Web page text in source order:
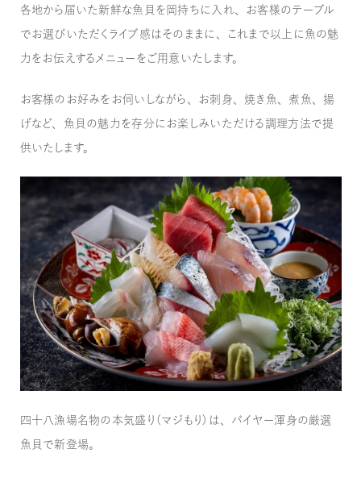
各地から届いた新鮮な魚貝を岡持ちに入れ、お客様のテーブル
でお選びいただくライブ感はそのままに、これまで以上に魚の魅
力をお伝えするメニューをご用意いたします。
お客様のお好みをお伺いしながら、お刺身、焼き魚、煮魚、揚
げなど、魚貝の魅力を存分にお楽しみいただける調理方法で提
供いたします。
四十八漁場名物の本気盛り（マジもり）は、バイヤー渾身の厳選
魚貝で新登場。